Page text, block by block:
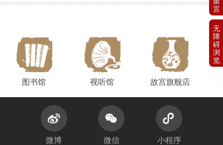
图书馆 视听馆 故宫旗舰店
微博 微信 小程序